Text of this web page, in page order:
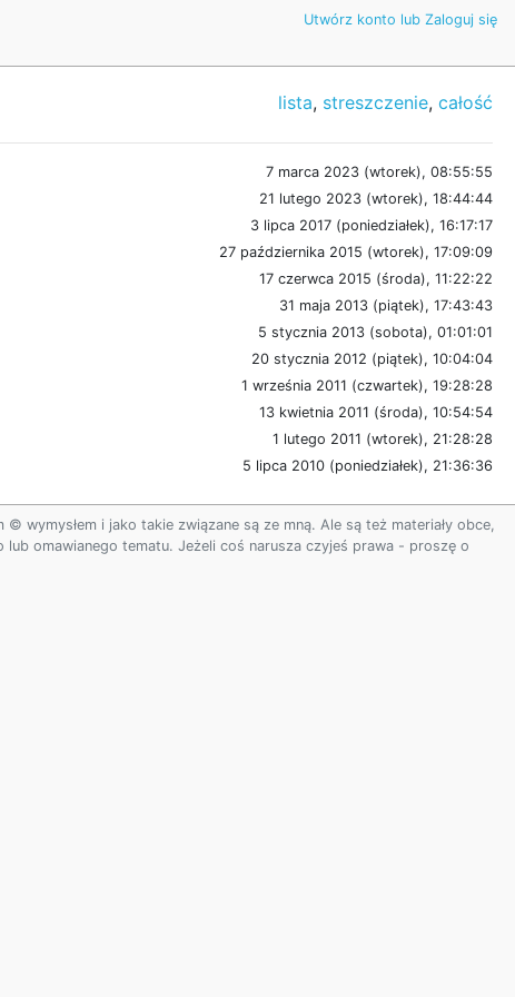
Utwórz konto lub Zaloguj się
lista, streszczenie, całość
7 marca 2023 (wtorek), 08:55:55
21 lutego 2023 (wtorek), 18:44:44
3 lipca 2017 (poniedziałek), 16:17:17
27 października 2015 (wtorek), 17:09:09
17 czerwca 2015 (środa), 11:22:22
31 maja 2013 (piątek), 17:43:43
5 stycznia 2013 (sobota), 01:01:01
20 stycznia 2012 (piątek), 10:04:04
1 września 2011 (czwartek), 19:28:28
13 kwietnia 2011 (środa), 10:54:54
1 lutego 2011 (wtorek), 21:28:28
5 lipca 2010 (poniedziałek), 21:36:36
i jako takie związane są ze mną. Ale są też materiały obce,
omawianego tematu. Jeżeli coś narusza czyjeś prawa - proszę o